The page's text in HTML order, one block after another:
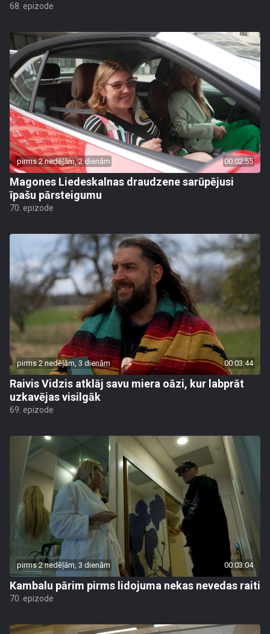
68. epizode
pirms 2 nedēļām, 2 dienām 00:02:55
Magones Liedeskalnas draudzene sarūpējusi
īpašu pārsteigumu
70. epizode
pirms 2 nedēļām, 3 dienām 00:03:44
Raivis Vidzis atklāj savu miera oāzi, kur labprāt
uzkavējas visilgāk
69. epizode
pirms 2 nedēļām, 3 dienām 00:03:04
Kambalu pārim pirms lidojuma nekas nevedas raiti
70. epizode